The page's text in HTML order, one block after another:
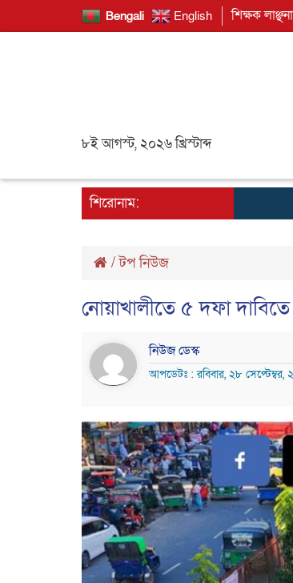
Bengali English শিক্ষক
৮ই আগস্ট, ২০২৬ খ্রিস্টাব্দ
শিরোনাম:
/টপ নিউজ
নোয়াখালীতে ৫ দফা
নিউজ ডেস্ক
আপডেটঃ : রবিবার, ২৮ সেপ্টেম্বর,